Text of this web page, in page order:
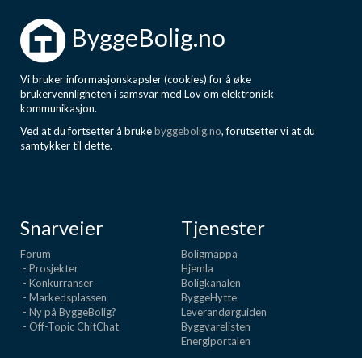
ByggeBolig.no
Vi bruker informasjonskapsler (cookies) for å øke
brukervennligheten i samsvar med Lov om elektronisk
kommunikasjon.
Ved at du fortsetter å brukebyggebolig.no, forutsetter vi at du
samtykker til dette.
Snarveier
Forum
- Prosjekter
- Konkurranser
- Markedsplassen
- Ny på ByggeBolig?
- Off-Topic ChitChat
Tjenester
Boligmappa
Hjemla
Boligkanalen
ByggeHytte
Leverandørguiden
Byggvarelisten
Energiportalen